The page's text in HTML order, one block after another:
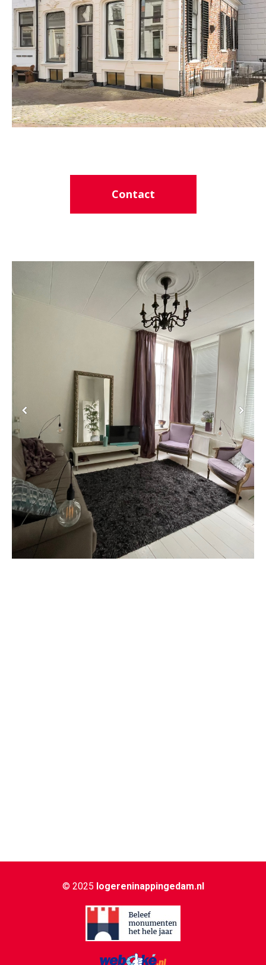
Contact
© 2025 logereninappingedam.nl